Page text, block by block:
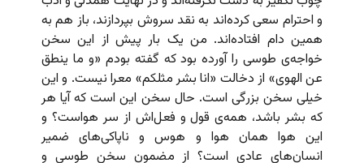
و احترام سعی کرده‌اند به نقد سروش بپردازند، باز هم به
همین دام افتاده‌اند. من یک بار پیش از این سخن
خواجه‌ی طوسی را آورده بود که گفته بودم «و ما ینطق
عن الهوی» از دخالت «انا بشر مثلکم» معرا نیست. و این
خیلی سخن بزرگی است. حال سخن این است که آیا هر
که بشر باشد، همه‌ی قول و فعل‌اش از سر هواست؟ و
این هوا همان هوا و هوس و ناپاکی‌های ضمیر
انسان‌های عادی است؟ از مضمون سخن طوسی و